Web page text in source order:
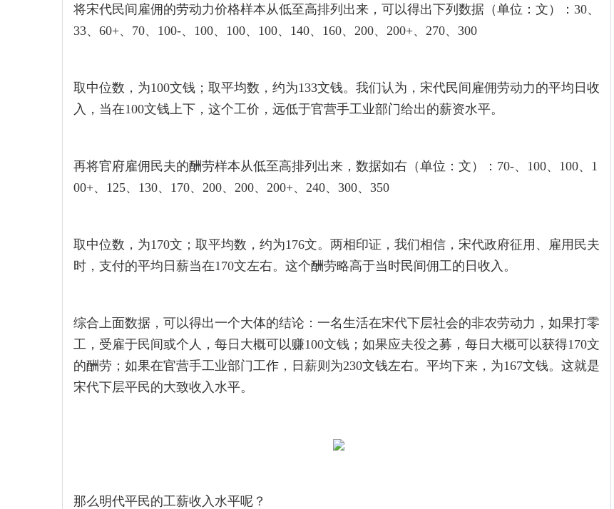
将宋代民间雇佣的劳动力价格样本从低至高排列出来，可以得出下列数据（单位：文）：30、
33、60+、70、100-、100、100、100、140、160、200、200+、270、300
取中位数，为100文钱；取平均数，约为133文钱。我们认为，宋代民间雇佣劳动力的平均日收
入，当在100文钱上下，这个工价，远低于官营手工业部门给出的薪资水平。
再将官府雇佣民夫的酬劳样本从低至高排列出来，数据如右（单位：文）：70-、100、100、1
00+、125、130、170、200、200、200+、240、300、350
取中位数，为170文；取平均数，约为176文。两相印证，我们相信，宋代政府征用、雇用民夫
时，支付的平均日薪当在170文左右。这个酬劳略高于当时民间佣工的日收入。
综合上面数据，可以得出一个大体的结论：一名生活在宋代下层社会的非农劳动力，如果打零
工，受雇于民间或个人，每日大概可以赚100文钱；如果应夫役之募，每日大概可以获得170文
的酬劳；如果在官营手工业部门工作，日薪则为230文钱左右。平均下来，为167文钱。这就是
宋代下层平民的大致收入水平。
那么明代平民的工薪收入水平呢？